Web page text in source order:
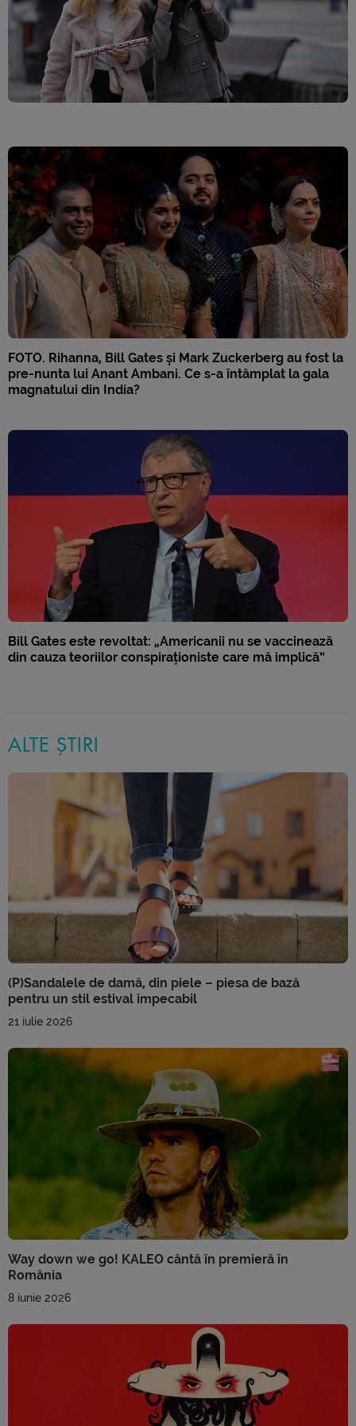
FOTO. Rihanna, Bill Gates și Mark Zuckerberg au fost la
pre-nunta lui Anant Ambani. Ce s-a întâmplat la gala
magnatului din India?
Bill Gates este revoltat: „Americanii nu se vaccinează
din cauza teoriilor conspiraționiste care mă implică”
ALTE ȘTIRI
(P)Sandalele de damă, din piele – piesa de bază
pentru un stil estival impecabil
21 iulie 2026
Way down we go! KALEO cântă în premieră în
România
8 iunie 2026